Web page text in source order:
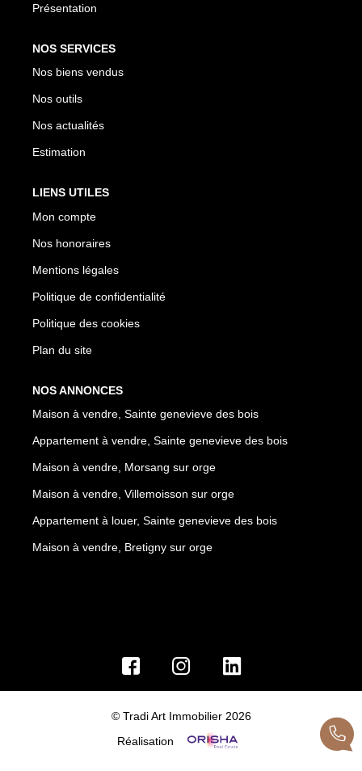
Présentation
NOS SERVICES
Nos biens vendus
Nos outils
Nos actualités
Estimation
LIENS UTILES
Mon compte
Nos honoraires
Mentions légales
Politique de confidentialité
Politique des cookies
Plan du site
NOS ANNONCES
Maison à vendre, Sainte genevieve des bois
Appartement à vendre, Sainte genevieve des bois
Maison à vendre, Morsang sur orge
Maison à vendre, Villemoisson sur orge
Appartement à louer, Sainte genevieve des bois
Maison à vendre, Bretigny sur orge
© Tradi Art Immobilier 2026
Réalisation